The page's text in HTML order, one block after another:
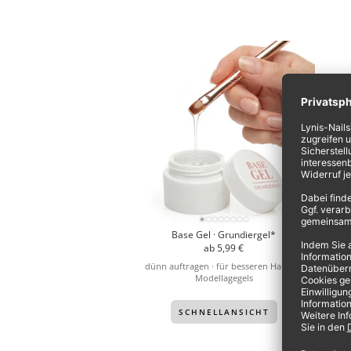
Base Gel · Grundiergel*
Angebotspreis
ab 5,99 €
dünn auftragen · für besseren Halt des
Modellagegels
SCHNELLANSICHT